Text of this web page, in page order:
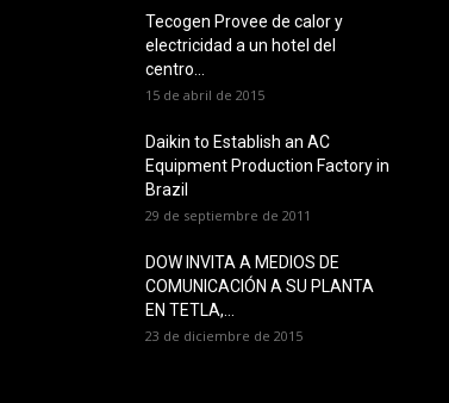
Tecogen Provee de calor y
electricidad a un hotel del
centro...
15 de abril de 2015
Daikin to Establish an AC
Equipment Production Factory in
Brazil
29 de septiembre de 2011
DOW INVITA A MEDIOS DE
COMUNICACIÓN A SU PLANTA
EN TETLA,...
23 de diciembre de 2015